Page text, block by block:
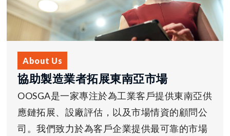
About Us
協助製造業者拓展東南亞市場
OOSGA是一家專注於為工業客戶提供東南亞供
應鏈拓展、設廠評估，以及市場情資的顧問公
司。我們致力於為客戶企業提供最可靠的市場